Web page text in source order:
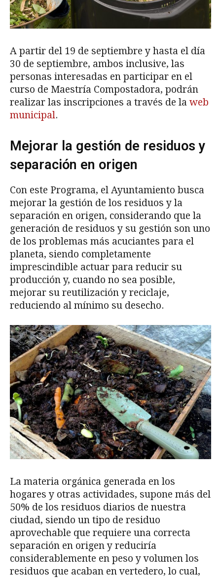
A partir del 19 de septiembre y hasta el día
30 de septiembre, ambos inclusive, las
personas interesadas en participar en el
curso de Maestría Compostadora, podrán
realizar las inscripciones a través de la web
municipal.
Mejorar la gestión de residuos y
separación en origen
Con este Programa, el Ayuntamiento busca
mejorar la gestión de los residuos y la
separación en origen, considerando que la
generación de residuos y su gestión son uno
de los problemas más acuciantes para el
planeta, siendo completamente
imprescindible actuar para reducir su
producción y, cuando no sea posible,
mejorar su reutilización y reciclaje,
reduciendo al mínimo su desecho.
La materia orgánica generada en los
hogares y otras actividades, supone más del
50% de los residuos diarios de nuestra
ciudad, siendo un tipo de residuo
aprovechable que requiere una correcta
separación en origen y reduciría
considerablemente en peso y volumen los
residuos que acaban en vertedero, lo cual,